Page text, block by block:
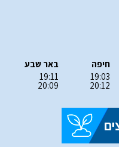
חיפה
19:03
20:12
באר שבע
19:11
20:09